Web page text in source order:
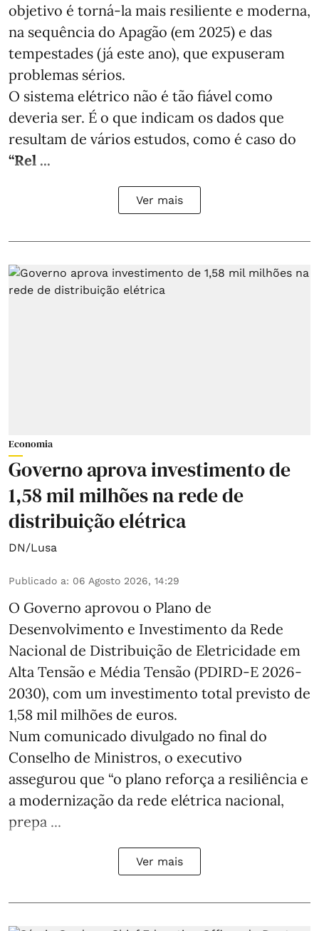
objetivo é torná-la mais resiliente e moderna,
na sequência do Apagão (em 2025) e das
tempestades (já este ano), que expuseram
problemas sérios.
O sistema elétrico não é tão fiável como
deveria ser. É o que indicam os dados que
resultam de vários estudos, como é caso do
“Rel ...
Ver mais
Economia
Governo aprova investimento de
1,58 mil milhões na rede de
distribuição elétrica
DN/Lusa
Publicado a: 06 Agosto 2026, 14:29
O Governo aprovou o Plano de
Desenvolvimento e Investimento da Rede
Nacional de Distribuição de Eletricidade em
Alta Tensão e Média Tensão (PDIRD-E 2026-
2030), com um investimento total previsto de
1,58 mil milhões de euros.
Num comunicado divulgado no final do
Conselho de Ministros, o executivo
assegurou que “o plano reforça a resiliência e
a modernização da rede elétrica nacional,
prepa ...
Ver mais